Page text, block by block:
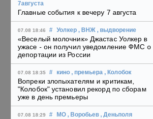
7августа
Главные события к вечеру 7 августа
07.08 18:46 # Уолкер , ВНЖ , выдворение
«Веселый молочник» Джастас Уолкер в
ужасе - он получил уведомление ФМС о
депортации из России
07.08 18:35 # кино , премьера , Колобок
Вопреки злопыхателям и критикам,
"Колобок" установил рекорд по сборам
уже в день премьеры
07.08 18:29 # МО , Воробьев , Деньполя